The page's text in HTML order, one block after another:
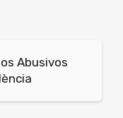
Abusivos